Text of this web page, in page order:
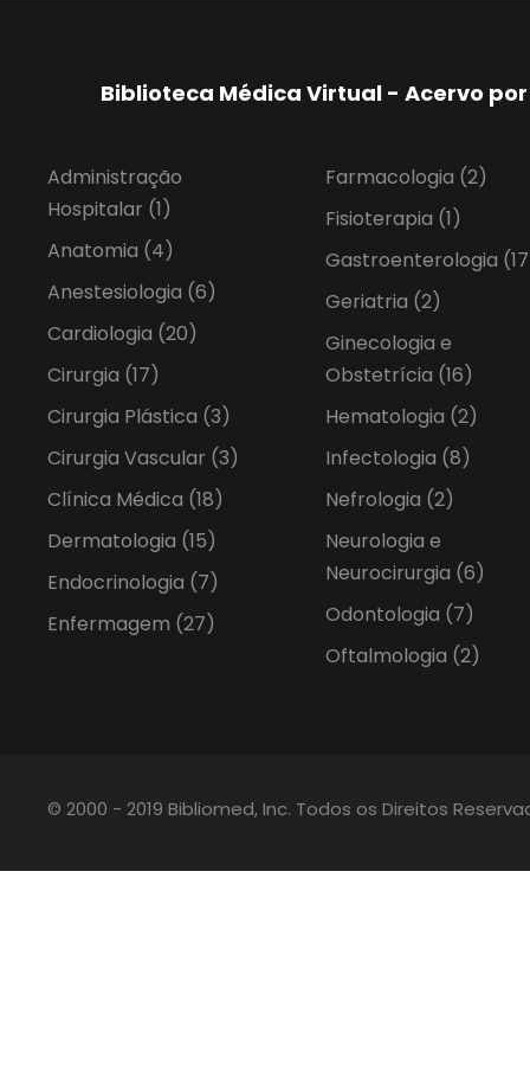
Biblioteca Médica Virtual - Acervo
Administração
Hospitalar (1)
Anatomia (4)
Anestesiologia (6)
Cardiologia (20)
Cirurgia (17)
Cirurgia Plástica (3)
Cirurgia Vascular (3)
Clínica Médica (18)
Dermatologia (15)
Endocrinologia (7)
Enfermagem (27)
Farmacologia (2)
Fisioterapia (1)
Gastroenterologia
Geriatria (2)
Ginecologia e
Obstetrícia (16)
Hematologia (2)
Infectologia (8)
Nefrologia (2)
Neurologia e
Neurocirurgia (6)
Odontologia (7)
Oftalmologia (2)
© 2000 - 2019 Bibliomed, Inc. Todos os Direitos